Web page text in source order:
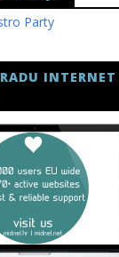
Party
INTERNET